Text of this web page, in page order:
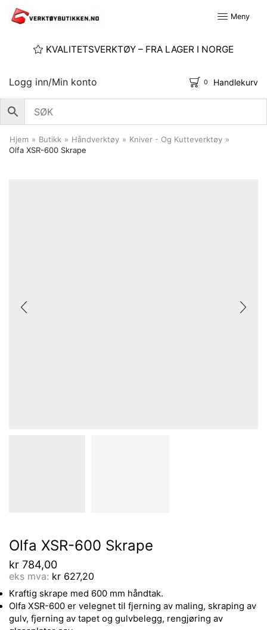
Meny
KVALITETSVERKTØY – FRA LAGER I NORGE
Logg inn/Min konto 0 Handlekurv
Hjem » Butikk » Håndverktøy » Kniver - Og Kutteverktøy »
Olfa XSR-600 Skrape
Olfa XSR-600 Skrape
kr 784,00
eks mva: kr 627,20
Kraftig skrape med 600 mm håndtak.
Olfa XSR-600 er velegnet til fjerning av maling, skraping av
gulv, fjerning av tapet og gulvbelegg, rengjøring av